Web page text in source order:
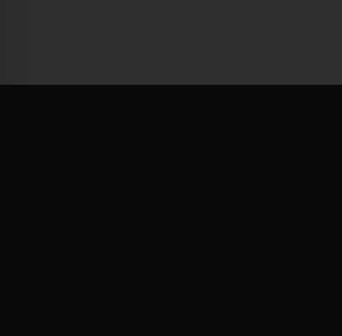
erste Service-Gruppe ist essenziell und kann nicht